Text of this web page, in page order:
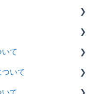
ついて
て
いて